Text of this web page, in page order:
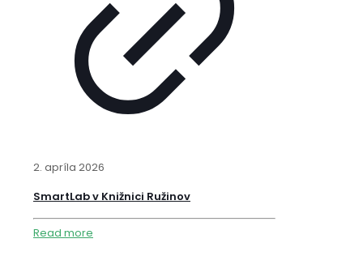
2. apríla 2026
SmartLab v Knižnici Ružinov
Read more